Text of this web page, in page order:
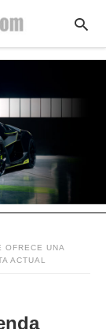
OFRECE UNA
ACTUAL